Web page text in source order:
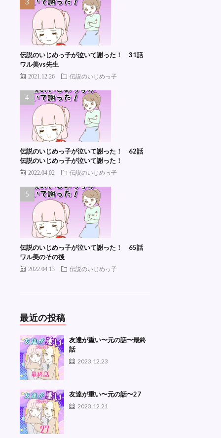
伝説のいじめっ子が泣いて謝った！ 31話
ワル美vs先生
2021.12.26 伝説のいじめっ子
伝説のいじめっ子が泣いて謝った！ 62話
伝説のいじめっ子が泣いて謝った！
2022.04.02 伝説のいじめっ子
伝説のいじめっ子が泣いて謝った！ 65話
ワル美のその後
2022.04.13 伝説のいじめっ子
最近の投稿
友達が重い〜元の話〜最終
話
2023.12.23
友達が重い〜元の話〜27
2023.12.21